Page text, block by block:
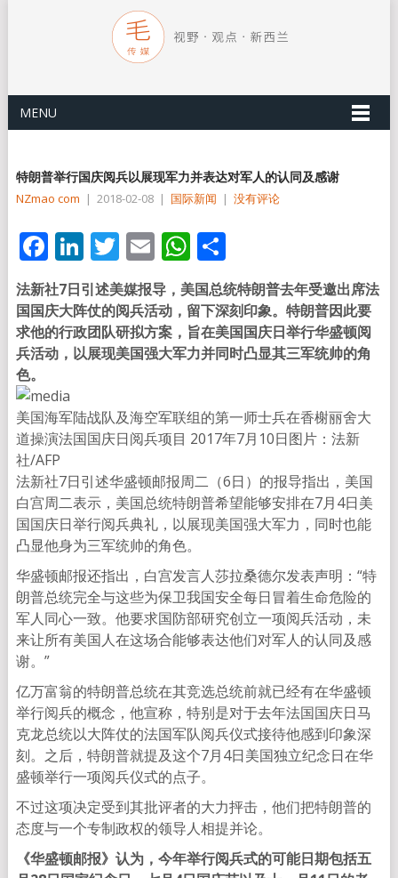
MENU
特朗普举行国庆阅兵以展现军力并表达对军人的认同及感谢
NZmao com | 2018-02-08 | 国际新闻 | 没有评论
Facebook
LinkedIn
Twitter
EmailWhatsApp
分
享
法新社7日引述美媒报导，美国总统特朗普去年受邀出席法
国国庆大阵仗的阅兵活动，留下深刻印象。特朗普因此要
求他的行政团队研拟方案，旨在美国国庆日举行华盛顿阅
兵活动，以展现美国强大军力并同时凸显其三军统帅的角
色。
美国海军陆战队及海空军联组的第一师士兵在香榭丽舍大
道操演法国国庆日阅兵项目 2017年7月10日图片：法新
社/AFP
法新社7日引述华盛顿邮报周二（6日）的报导指出，美国
白宫周二表示，美国总统特朗普希望能够安排在7月4日美
国国庆日举行阅兵典礼，以展现美国强大军力，同时也能
凸显他身为三军统帅的角色。
华盛顿邮报还指出，白宫发言人莎拉桑德尔发表声明：“特
朗普总统完全与这些为保卫我国安全每日冒着生命危险的
军人同心一致。他要求国防部研究创立一项阅兵活动，未
来让所有美国人在这场合能够表达他们对军人的认同及感
谢。”
亿万富翁的特朗普总统在其竞选总统前就已经有在华盛顿
举行阅兵的概念，他宣称，特别是对于去年法国国庆日马
克龙总统以大阵仗的法国军队阅兵仪式接待他感到印象深
刻。之后，特朗普就提及这个7月4日美国独立纪念日在华
盛顿举行一项阅兵仪式的点子。
不过这项决定受到其批评者的大力抨击，他们把特朗普的
态度与一个专制政权的领导人相提并论。
《华盛顿邮报》认为，今年举行阅兵式的可能日期包括五